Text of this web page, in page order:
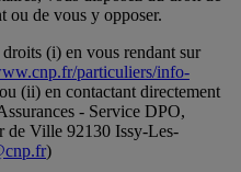
ou de vous y opposer.
(i) en vous rendant sur
particuliers/info-
ou (ii) en contactant directement
- Service DPO,
de Ville 92130 Issy-Les-
)